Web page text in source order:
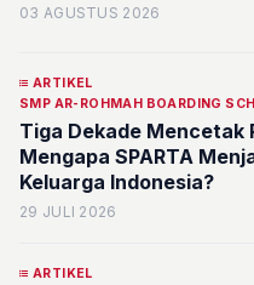
03 AGUSTUS 2026
ARTIKEL
SMP AR-ROHMAH BOARDING
Tiga Dekade Mencetak
Mengapa SPARTA
Keluarga Indonesia?
29 JULI 2026
ARTIKEL